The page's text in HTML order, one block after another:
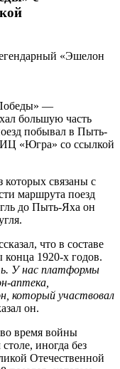
—
большую часть
побывал в Пыть-
«Югра» со ссылкой
которых связаны с
маршрута поезд
до Пыть-Яха он
что в составе
1920-х годов.
У нас платформы
аптека,
который участвовал
он.
время войны
иногда без
Отечественной